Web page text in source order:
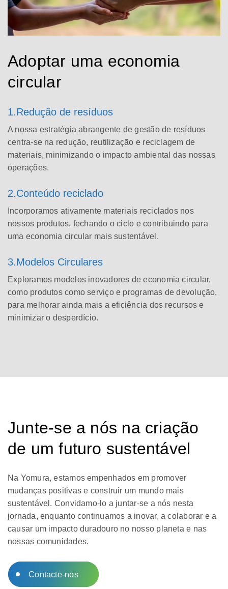
Adoptar uma economia
circular
1.Redução de resíduos
A nossa estratégia abrangente de gestão de resíduos
centra-se na redução, reutilização e reciclagem de
materiais, minimizando o impacto ambiental das nossas
operações.
2.Conteúdo reciclado
Incorporamos ativamente materiais reciclados nos
nossos produtos, fechando o ciclo e contribuindo para
uma economia circular mais sustentável.
3.Modelos Circulares
Exploramos modelos inovadores de economia circular,
como produtos como serviço e programas de devolução,
para melhorar ainda mais a eficiência dos recursos e
minimizar o desperdício.
Junte-se a nós na criação
de um futuro sustentável
Na Yomura, estamos empenhados em promover
mudanças positivas e construir um mundo mais
sustentável. Convidamo-lo a juntar-se a nós nesta
jornada, enquanto continuamos a inovar, a colaborar e a
causar um impacto duradouro no nosso planeta e nas
nossas comunidades.
Contacte-nos